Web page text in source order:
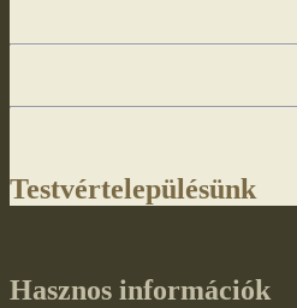
Testvértelepülésünk
Hasznos információk